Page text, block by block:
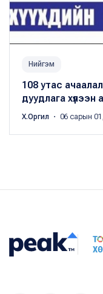
Нийгэм
108 утас
дуудлага хүлээн
Х.Оргил ・ 06 сарын